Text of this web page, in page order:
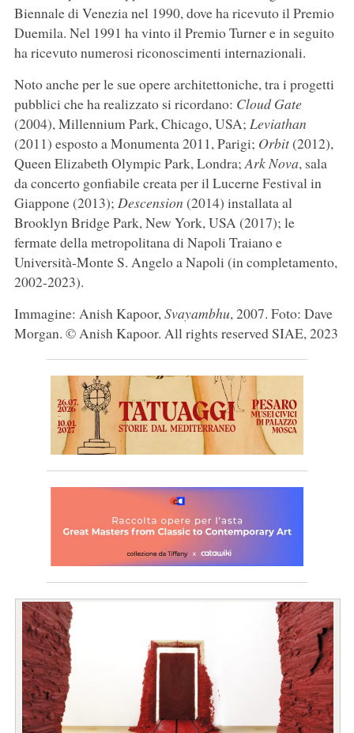
Biennale di Venezia nel 1990, dove ha ricevuto il Premio
Duemila. Nel 1991 ha vinto il Premio Turner e in seguito
ha ricevuto numerosi riconoscimenti internazionali.
Noto anche per le sue opere architettoniche, tra i progetti
pubblici che ha realizzato si ricordano: Cloud Gate
(2004), Millennium Park, Chicago, USA; Leviathan
(2011) esposto a Monumenta 2011, Parigi; Orbit(2012),
Queen Elizabeth Olympic Park, Londra;Ark Nova, sala
da concerto gonfiabile creata per il Lucerne Festival in
Giappone (2013); Descension (2014) installata al
Brooklyn Bridge Park, New York, USA (2017); le
fermate della metropolitana di Napoli Traiano e
Università-Monte S. Angelo a Napoli (in completamento,
2002-2023).
Immagine: Anish Kapoor,Svayambhu, 2007. Foto: Dave
Morgan. © Anish Kapoor. All rights reserved SIAE, 2023